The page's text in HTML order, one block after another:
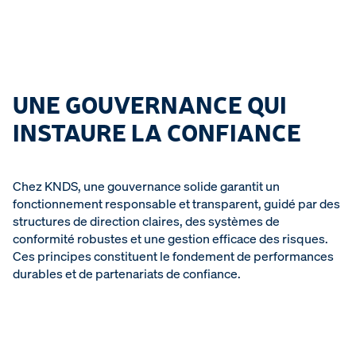
UNE GOUVERNANCE QUI
INSTAURE LA CONFIANCE
Chez KNDS, une gouvernance solide garantit un
fonctionnement responsable et transparent, guidé par des
structures de direction claires, des systèmes de
conformité robustes et une gestion efficace des risques.
Ces principes constituent le fondement de performances
durables et de partenariats de confiance.